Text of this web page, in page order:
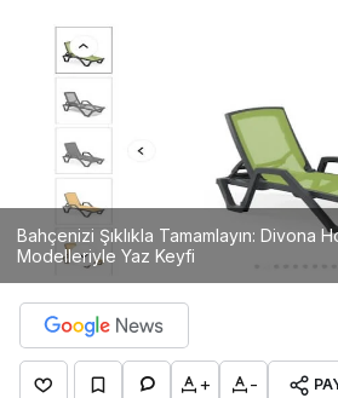
Bahçenizi Şıklıkla Tamamlayın: Divona
Modelleriyle Yaz Keyfi
+ -